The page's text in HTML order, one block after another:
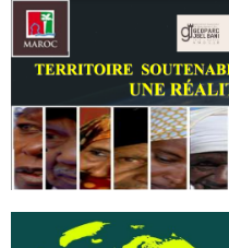
Evenements
Contact